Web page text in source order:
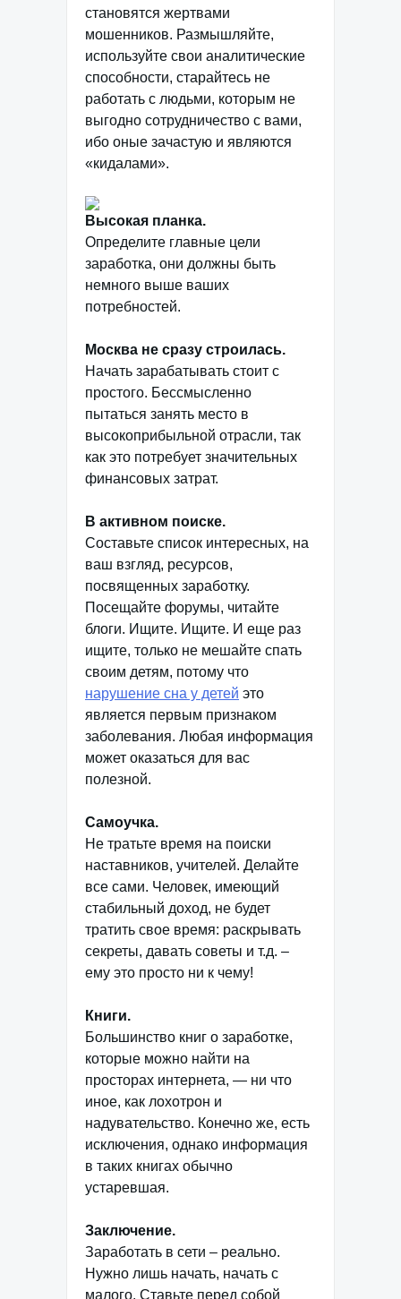
становятся жертвами
мошенников. Размышляйте,
используйте свои аналитические
способности, старайтесь не
работать с людьми, которым не
выгодно сотрудничество с вами,
ибо оные зачастую и являются
«кидалами».
Высокая планка.
Определите главные цели
заработка, они должны быть
немного выше ваших
потребностей.
Москва не сразу строилась.
Начать зарабатывать стоит с
простого. Бессмысленно
пытаться занять место в
высокоприбыльной отрасли, так
как это потребует значительных
финансовых затрат.
В активном поиске.
Составьте список интересных, на
ваш взгляд, ресурсов,
посвященных заработку.
Посещайте форумы, читайте
блоги. Ищите. Ищите. И еще раз
ищите, только не мешайте спать
своим детям, потому что
нарушение сна у детей это
является первым признаком
заболевания. Любая информация
может оказаться для вас
полезной.
Самоучка.
Не тратьте время на поиски
наставников, учителей. Делайте
все сами. Человек, имеющий
стабильный доход, не будет
тратить свое время: раскрывать
секреты, давать советы и т.д. –
ему это просто ни к чему!
Книги.
Большинство книг о заработке,
которые можно найти на
просторах интернета, — ни что
иное, как лохотрон и
надувательство. Конечно же, есть
исключения, однако информация
в таких книгах обычно
устаревшая.
Заключение.
Заработать в сети – реально.
Нужно лишь начать, начать с
малого. Ставьте перед собой